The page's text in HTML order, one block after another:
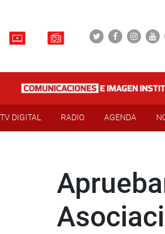
TV DIGITAL RADIO AGENDA